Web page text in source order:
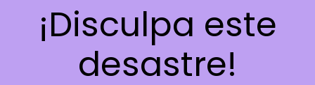
¡Disculpa este
desastre!